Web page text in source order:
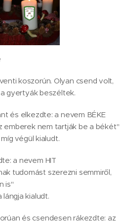
koszorún. Olyan csend volt,
gyertyák beszéltek.
és elkezdte: a nevem BÉKE
emberek nem tartják be a békét"
végül kialudt.
a nevem HIT
tudomást szerezni semmiről,
is"
kialudt.
és csendesen rákezdte: az